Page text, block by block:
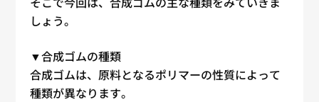
しょう。
▼合成ゴムの種類
合成ゴムは、原料となるポリマーの性質によって
種類が異なります。